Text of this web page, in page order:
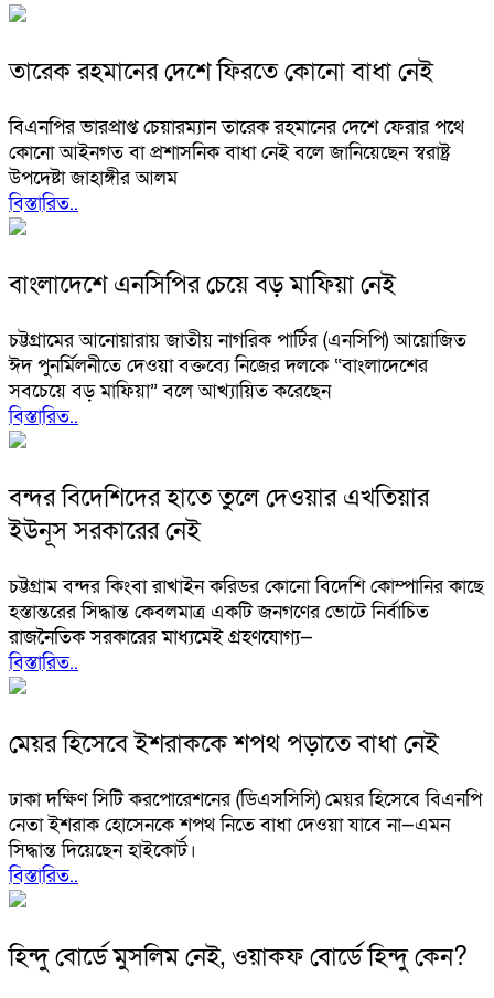
তারেক রহমানের দেশে ফিরতে কোনো বাধা নেই
বিএনপির ভারপ্রাপ্ত চেয়ারম্যান তারেক রহমানের দেশে ফেরার পথে
কোনো আইনগত বা প্রশাসনিক বাধা নেই বলে জানিয়েছেন স্বরাষ্ট্র
উপদেষ্টা জাহাঙ্গীর আলম
বিস্তারিত..
বাংলাদেশে এনসিপির চেয়ে বড় মাফিয়া নেই
চট্টগ্রামের আনোয়ারায় জাতীয় নাগরিক পার্টির (এনসিপি) আয়োজিত
ঈদ পুনর্মিলনীতে দেওয়া বক্তব্যে নিজের দলকে “বাংলাদেশের
সবচেয়ে বড় মাফিয়া” বলে আখ্যায়িত করেছেন
বিস্তারিত..
বন্দর বিদেশিদের হাতে তুলে দেওয়ার এখতিয়ার
ইউনূস সরকারের নেই
চট্টগ্রাম বন্দর কিংবা রাখাইন করিডর কোনো বিদেশি কোম্পানির কাছে
হস্তান্তরের সিদ্ধান্ত কেবলমাত্র একটি জনগণের ভোটে নির্বাচিত
রাজনৈতিক সরকারের মাধ্যমেই গ্রহণযোগ্য—
বিস্তারিত..
মেয়র হিসেবে ইশরাককে শপথ পড়াতে বাধা নেই
ঢাকা দক্ষিণ সিটি করপোরেশনের (ডিএসসিসি) মেয়র হিসেবে বিএনপি
নেতা ইশরাক হোসেনকে শপথ নিতে বাধা দেওয়া যাবে না—এমন
সিদ্ধান্ত দিয়েছেন হাইকোর্ট।
বিস্তারিত..
হিন্দু বোর্ডে মুসলিম নেই, ওয়াকফ বোর্ডে হিন্দু কেন?